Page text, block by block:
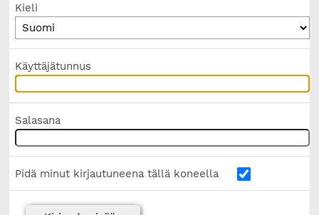
Kieli
Käyttäjätunnus
Salasana
Pidä minut kirjautuneena tällä koneella